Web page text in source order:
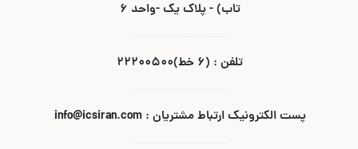
تاب) - پلاک یک -واحد ۶
تلفن : (۶ خط)۲۲۲۰۰۵۰۰
پست الکترونیک ارتباط مشتریان : info@icsiran.com